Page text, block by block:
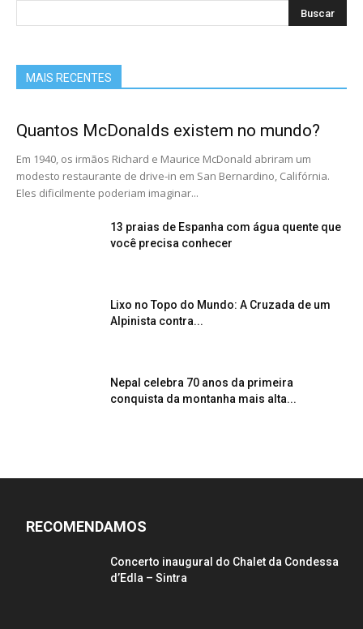
MAIS RECENTES
Quantos McDonalds existem no mundo?
Em 1940, os irmãos Richard e Maurice McDonald abriram um
modesto restaurante de drive-in em San Bernardino, Califórnia.
Eles dificilmente poderiam imaginar...
13 praias de Espanha com água quente que
você precisa conhecer
Lixo no Topo do Mundo: A Cruzada de um
Alpinista contra...
Nepal celebra 70 anos da primeira
conquista da montanha mais alta...
RECOMENDAMOS
Concerto inaugural do Chalet da Condessa
d’Edla – Sintra